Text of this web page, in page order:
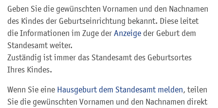
Geben Sie die gewünschten Vornamen und den Nachnamen
des Kindes der Geburtseinrichtung bekannt. Diese leitet
die Informationen im Zuge der Anzeige der Geburt dem
Standesamt weiter.
Zuständig ist immer das Standesamt des Geburtsortes
Ihres Kindes.
Wenn Sie eine Hausgeburt dem Standesamt melden, teilen
Sie die gewünschten Vornamen und den Nachnamen direkt